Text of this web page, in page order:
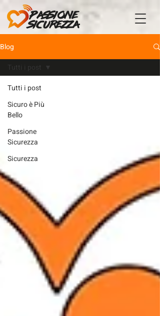
Blog
Tutti i post
Sicuro è Più
Bello
Passione
Sicurezza
Sicurezza
Tutti i post